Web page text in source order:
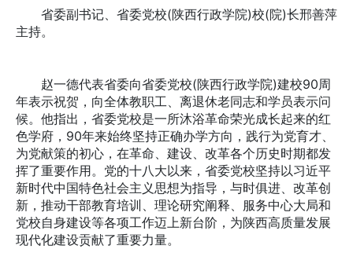
省委副书记、省委党校(陕西行政学院)校(院)长邢善萍
主持。
赵一德代表省委向省委党校(陕西行政学院)建校90周
年表示祝贺，向全体教职工、离退休老同志和学员表示问
候。他指出，省委党校是一所沐浴革命荣光成长起来的红
色学府，90年来始终坚持正确办学方向，践行为党育才、
为党献策的初心，在革命、建设、改革各个历史时期都发
挥了重要作用。党的十八大以来，省委党校坚持以习近平
新时代中国特色社会主义思想为指导，与时俱进、改革创
新，推动干部教育培训、理论研究阐释、服务中心大局和
党校自身建设等各项工作迈上新台阶，为陕西高质量发展
现代化建设贡献了重要力量。